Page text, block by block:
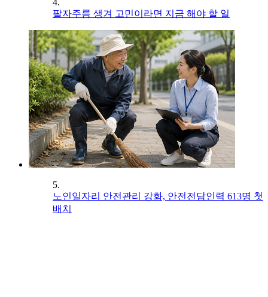
4.
팔자주름 생겨 고민이라면 지금 해야 할 일
5.
노인일자리 안전관리 강화, 안전전담인력 613명 첫
배치